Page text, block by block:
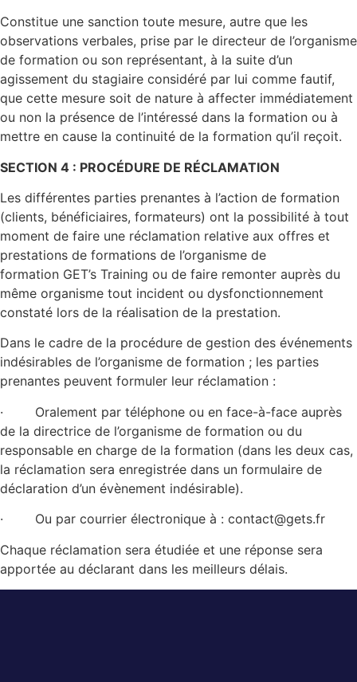
Constitue une sanction toute mesure, autre que les
observations verbales, prise par le directeur de l’organisme
de formation ou son représentant, à la suite d’un
agissement du stagiaire considéré par lui comme fautif,
que cette mesure soit de nature à affecter immédiatement
ou non la présence de l’intéressé dans la formation ou à
mettre en cause la continuité de la formation qu’il reçoit.
SECTION 4 : PROCÉDURE DE RÉCLAMATION
Les différentes parties prenantes à l’action de formation
(clients, bénéficiaires, formateurs) ont la possibilité à tout
moment de faire une réclamation relative aux offres et
prestations de formations de l’organisme de
formation GET’s Training ou de faire remonter auprès du
même organisme tout incident ou dysfonctionnement
constaté lors de la réalisation de la prestation.
Dans le cadre de la procédure de gestion des événements
indésirables de l’organisme de formation ; les parties
prenantes peuvent formuler leur réclamation :
· Oralement par téléphone ou en face-à-face auprès
de la directrice de l’organisme de formation ou du
responsable en charge de la formation (dans les deux cas,
la réclamation sera enregistrée dans un formulaire de
déclaration d’un évènement indésirable).
· Ou par courrier électronique à : contact@gets.fr
Chaque réclamation sera étudiée et une réponse sera
apportée au déclarant dans les meilleurs délais.